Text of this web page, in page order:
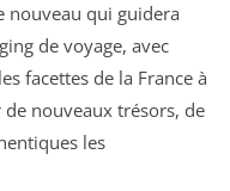
nouveau qui guidera
de voyage, avec
facettes de la France à
nouveaux trésors, de
les